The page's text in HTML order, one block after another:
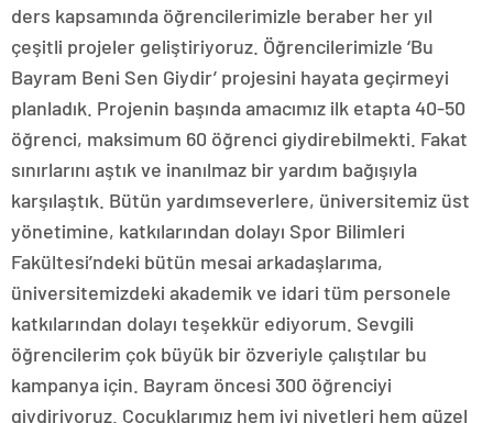
ders kapsamında öğrencilerimizle beraber her yıl
çeşitli projeler geliştiriyoruz. Öğrencilerimizle ‘Bu
Bayram Beni Sen Giydir’ projesini hayata geçirmeyi
planladık. Projenin başında amacımız ilk etapta 40-50
öğrenci, maksimum 60 öğrenci giydirebilmekti. Fakat
sınırlarını aştık ve inanılmaz bir yardım bağışıyla
karşılaştık. Bütün yardımseverlere, üniversitemiz üst
yönetimine, katkılarından dolayı Spor Bilimleri
Fakültesi’ndeki bütün mesai arkadaşlarıma,
üniversitemizdeki akademik ve idari tüm personele
katkılarından dolayı teşekkür ediyorum. Sevgili
öğrencilerim çok büyük bir özveriyle çalıştılar bu
kampanya için. Bayram öncesi 300 öğrenciyi
giydiriyoruz. Çocuklarımız hem iyi niyetleri hem güzel